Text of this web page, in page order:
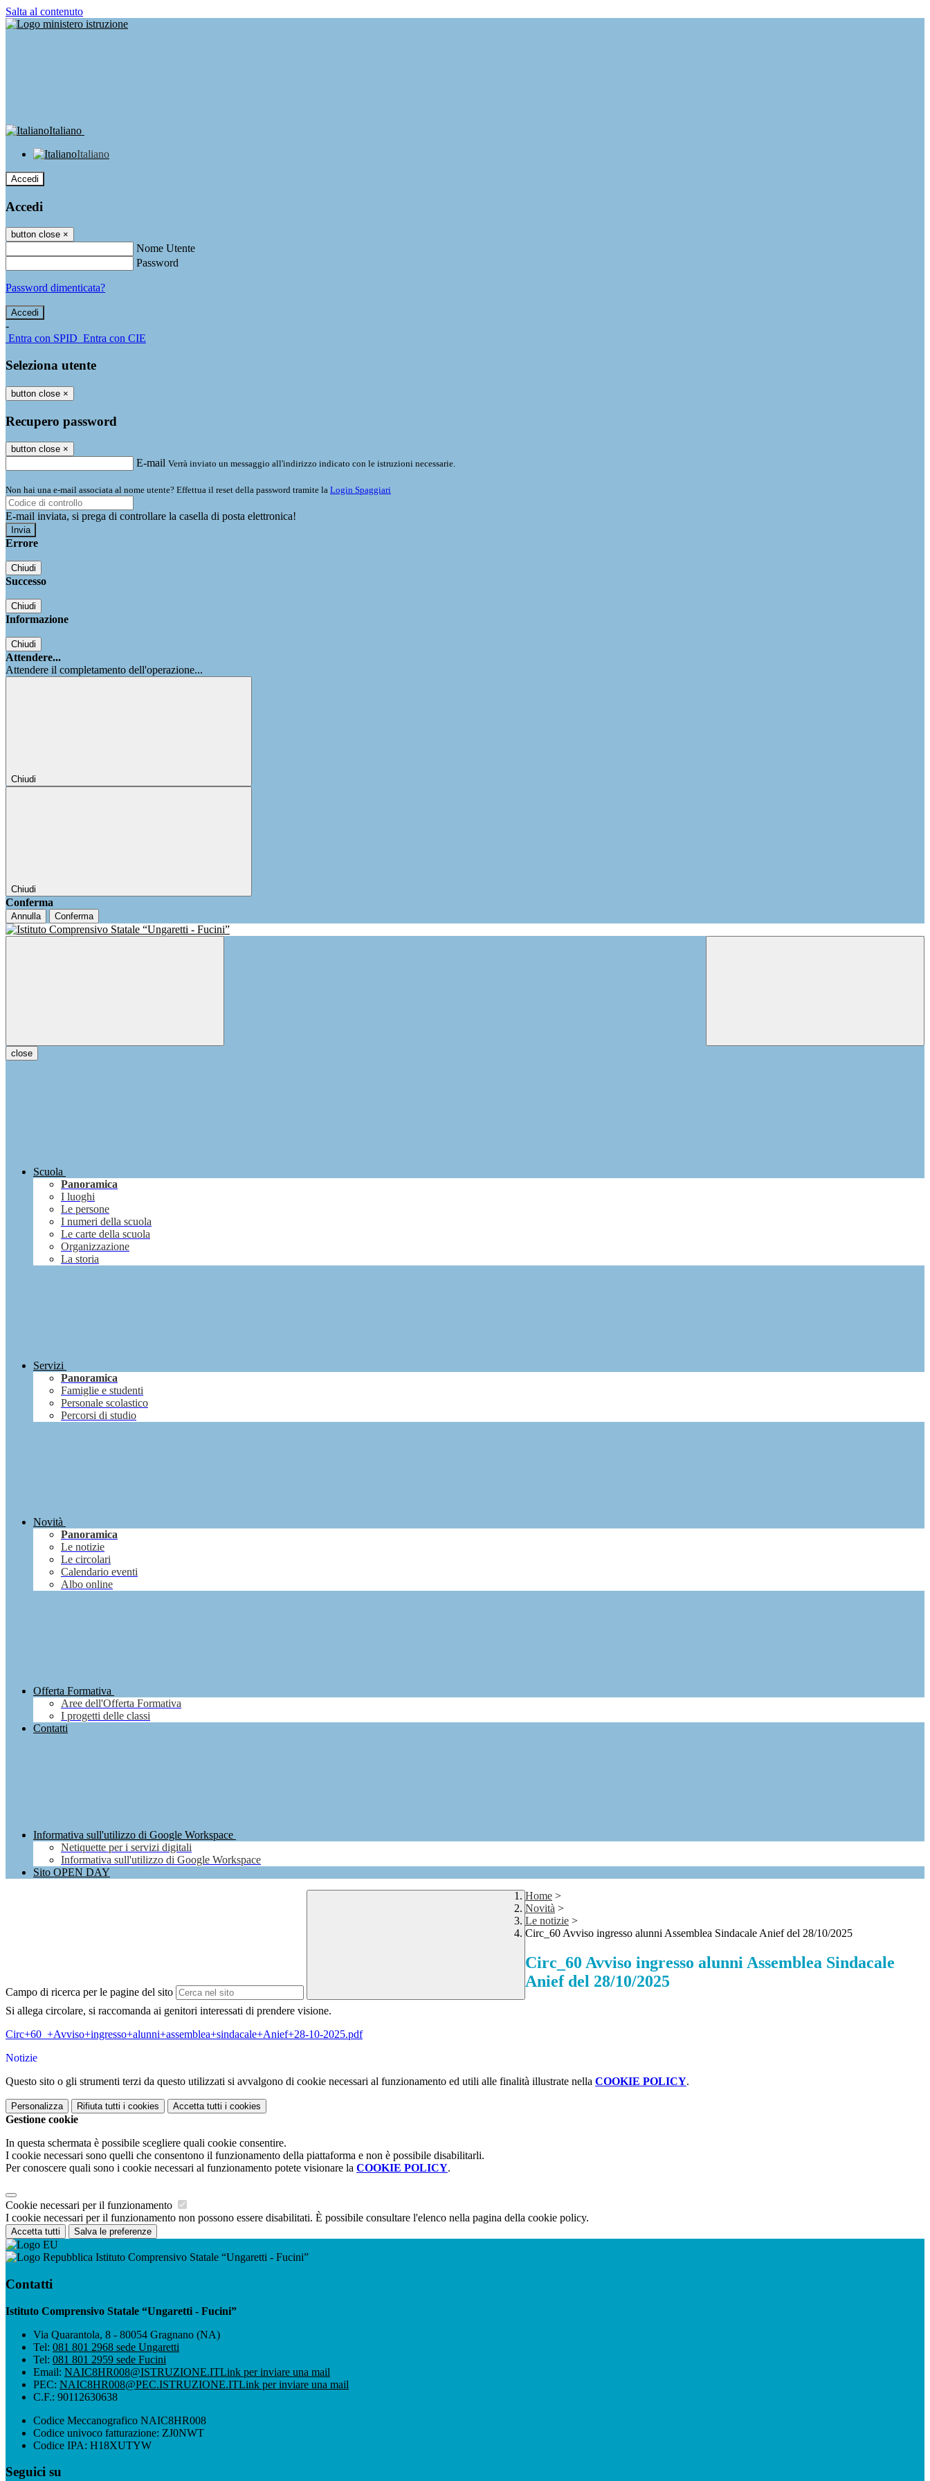
Salta al contenuto
Italiano
Italiano
Accedi
Accedi
button close ×
Nome Utente
Password
Password dimenticata?
-
Entra con SPID Entra con CIE
Seleziona utente
button close ×
Recupero password
button close ×
E-mail Verrà inviato un messaggio all'indirizzo indicato con le istruzioni necessarie.
Non hai una e-mail associata al nome utente? Effettua il reset della password tramite la Login Spaggiari
E-mail inviata, si prega di controllare la casella di posta elettronica!
Errore
Chiudi
Successo
Chiudi
Informazione
Chiudi
Attendere...
Attendere il completamento dell'operazione...
Chiudi
Chiudi
Conferma
Annulla Conferma
close
Scuola
Panoramica
I luoghi
Le persone
I numeri della scuola
Le carte della scuola
Organizzazione
La storia
Servizi
Panoramica
Famiglie e studenti
Personale scolastico
Percorsi di studio
Novità
Panoramica
Le notizie
Le circolari
Calendario eventi
Albo online
Offerta Formativa
Aree dell'Offerta Formativa
I progetti delle classi
Contatti
Informativa sull'utilizzo di Google Workspace
Netiquette per i servizi digitali
Informativa sull'utilizzo di Google Workspace
Sito OPEN DAY
Campo di ricerca per le pagine del sito
Home >
Novità >
Le notizie >
Circ_60 Avviso ingresso alunni Assemblea Sindacale Anief del 28/10/2025
Circ_60 Avviso ingresso alunni Assemblea Sindacale
Anief del 28/10/2025
Si allega circolare, si raccomanda ai genitori interessati di prendere visione.
Circ+60_+Avviso+ingresso+alunni+assemblea+sindacale+Anief+28-10-2025.pdf
Notizie
Questo sito o gli strumenti terzi da questo utilizzati si avvalgono di cookie necessari al funzionamento ed utili alle finalità illustrate nella COOKIE POLICY.
Personalizza Rifiuta tutti i cookies Accetta tutti i cookies
Gestione cookie
In questa schermata è possibile scegliere quali cookie consentire.
I cookie necessari sono quelli che consentono il funzionamento della piattaforma e non è possibile disabilitarli.
Per conoscere quali sono i cookie necessari al funzionamento potete visionare la COOKIE POLICY.
Cookie necessari per il funzionamento
I cookie necessari per il funzionamento non possono essere disabilitati. È possibile consultare l'elenco nella pagina della cookie policy.
Accetta tutti Salva le preferenze
Istituto Comprensivo Statale “Ungaretti - Fucini”
Contatti
Istituto Comprensivo Statale “Ungaretti - Fucini”
Via Quarantola, 8 - 80054 Gragnano (NA)
Tel: 081 801 2968 sede Ungaretti
Tel: 081 801 2959 sede Fucini
Email: NAIC8HR008@ISTRUZIONE.ITLink per inviare una mail
PEC: NAIC8HR008@PEC.ISTRUZIONE.ITLink per inviare una mail
C.F.: 90112630638
Codice Meccanografico NAIC8HR008
Codice univoco fatturazione: ZJ0NWT
Codice IPA: H18XUTYW
Seguici su